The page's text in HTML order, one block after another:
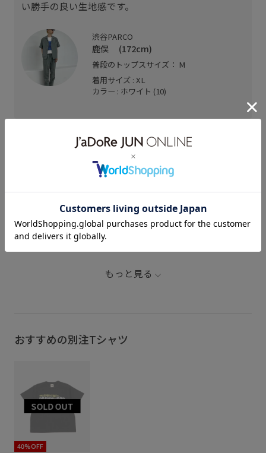
い勝手の良い生地感です。
渋谷PARCO
鹿俣 (172cm)
普段のトップスサイズ： M
着用サイズ : XL
カラー : ホワイト (10)
25ss_homme_exclusive 25ss_homme_exclusive_tshirts
adam_tangtang EX TEE HOMME
ルーズなシルエット ロゴプリント
もっと見る
おすすめの別注Tシャツ
40%OFF